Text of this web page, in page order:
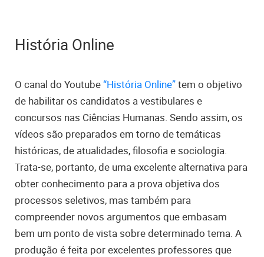
História Online
O canal do Youtube“História Online”tem o objetivo
de habilitar os candidatos a vestibulares e
concursos nas Ciências Humanas. Sendo assim, os
vídeos são preparados em torno de temáticas
históricas, de atualidades, filosofia e sociologia.
Trata-se, portanto, de uma excelente alternativa para
obter conhecimento para a prova objetiva dos
processos seletivos, mas também para
compreender novos argumentos que embasam
bem um ponto de vista sobre determinado tema. A
produção é feita por excelentes professores que